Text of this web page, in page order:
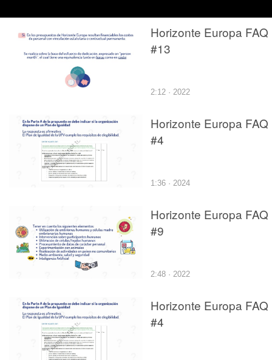
Horizonte Europa FAQ
#13
2:12 · 2022
Horizonte Europa FAQ
#4
1:36 · 2024
Horizonte Europa FAQ
#9
2:48 · 2022
Horizonte Europa FAQ
#4